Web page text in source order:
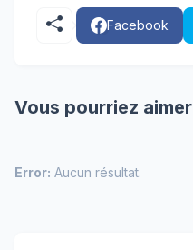
Facebook
Vous pourriez aimer
Error: Aucun résultat.